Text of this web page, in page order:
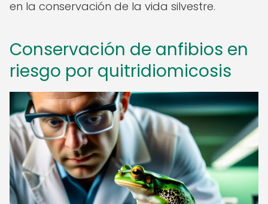
en la conservación de la vida silvestre.
Conservación de anfibios en
riesgo por quitridiomicosis